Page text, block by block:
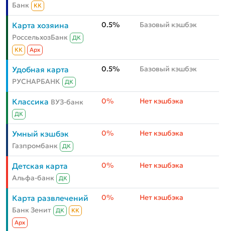
Банк
КК
Карта хозяина
РоссельхозБанк
ДК
КК
Aрх
0.5% Базовый кэшбэк
Удобная карта
РУСНАРБАНК ДК
0.5% Базовый кэшбэк
Классика ВУЗ-банк
ДК
0% Нет кэшбэка
Умный кэшбэк
Газпромбанк ДК
0% Нет кэшбэка
Детская карта
Альфа-банк ДК
0% Нет кэшбэка
Карта развлечений
Банк Зенит ДК
КК
Aрх
0% Нет кэшбэка